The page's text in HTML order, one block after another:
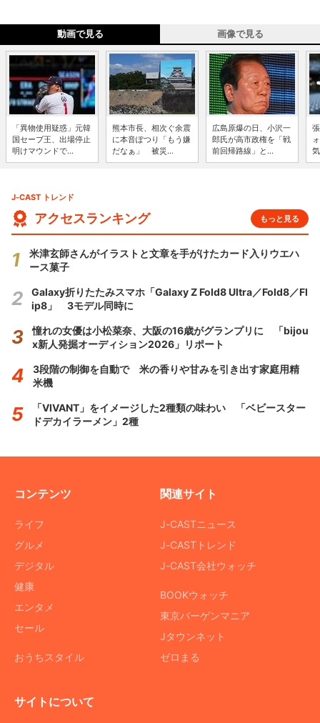
動画で見る 画像で見る
「異物使用疑惑」元韓
国セーブ王、出場停止
明けマウンドで...
熊本市長、相次ぐ余震
に本音ぽつり「もう嫌
だなぁ」 被災...
広島原爆の日、小沢一
郎氏が高市政権を「戦
前回帰路線」と...
J-CAST トレンド
アクセスランキング もっと見る
米津玄師さんがイラストと文章を手がけたカード入りウエハ
ース菓子
Galaxy折りたたみスマホ「Galaxy Z Fold8 Ultra／Fold8／Fl
ip8」 3モデル同時に
憧れの女優は小松菜奈、大阪の16歳がグランプリに 「bijou
x新人発掘オーディション2026」リポート
3段階の制御を自動で 米の香りや甘みを引き出す家庭用精
米機
「VIVANT」をイメージした2種類の味わい 「ベビースター
ドデカイラーメン」2種
コンテンツ
ライフ
グルメ
デジタル
健康
エンタメ
セール
おうちスタイル
関連サイト
J-CASTニュース
J-CASTトレンド
J-CAST会社ウォッチ
BOOKウォッチ
東京バーゲンマニア
Jタウンネット
ゼロまる
サイトについて